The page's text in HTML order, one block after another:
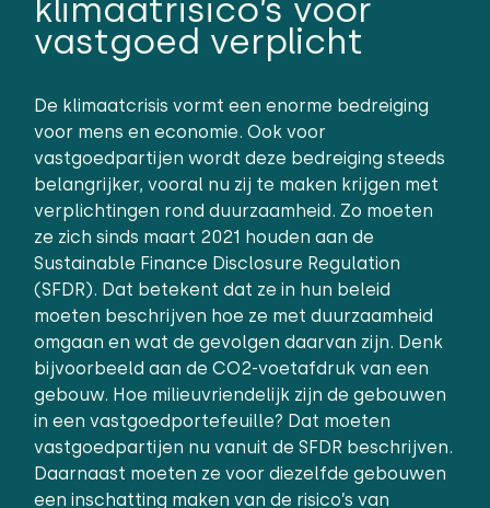
klimaatrisico’s voor
vastgoed verplicht
De klimaatcrisis vormt een enorme bedreiging
voor mens en economie. Ook voor
vastgoedpartijen wordt deze bedreiging steeds
belangrijker, vooral nu zij te maken krijgen met
verplichtingen rond duurzaamheid. Zo moeten
ze zich sinds maart 2021 houden aan de
Sustainable Finance Disclosure Regulation
(SFDR). Dat betekent dat ze in hun beleid
moeten beschrijven hoe ze met duurzaamheid
omgaan en wat de gevolgen daarvan zijn. Denk
bijvoorbeeld aan de CO2-voetafdruk van een
gebouw. Hoe milieuvriendelijk zijn de gebouwen
in een vastgoedportefeuille? Dat moeten
vastgoedpartijen nu vanuit de SFDR beschrijven.
Daarnaast moeten ze voor diezelfde gebouwen
een inschatting maken van de risico’s van